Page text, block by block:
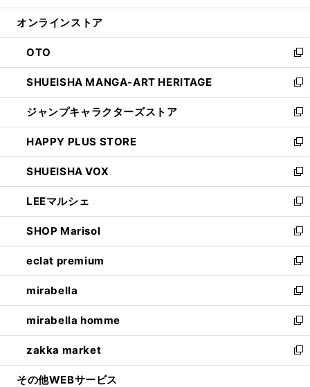
開
ン
ウ
で
開
く
ウ
ン
ド
ウ
で
開
く
オンラインストア
OTO
新
し
い
ウ
ィ
ン
ド
ウ
で
開
く
SHUEISHA MANGA-ART HERITAGE
新
し
い
ウ
ィ
ン
ド
ウ
で
開
く
ジャンプキャラクターズストア
新
し
い
ウ
ィ
ン
ド
ウ
で
開
く
HAPPY PLUS STORE
新
し
い
ウ
ィ
ン
ド
ウ
で
開
く
SHUEISHA VOX
新
し
い
ウ
ィ
ン
ド
ウ
で
開
く
LEEマルシェ
新
し
い
ウ
ィ
ン
ド
ウ
で
開
く
SHOP Marisol
新
し
い
ウ
ィ
ン
ド
ウ
で
開
eclat premium
新
し
い
ウ
ィ
ン
ド
ウ
mirabella
新
し
い
ウ
ィ
ン
mirabella homme
新
し
い
ウ
zakka market
新
し
その他WEBサービス